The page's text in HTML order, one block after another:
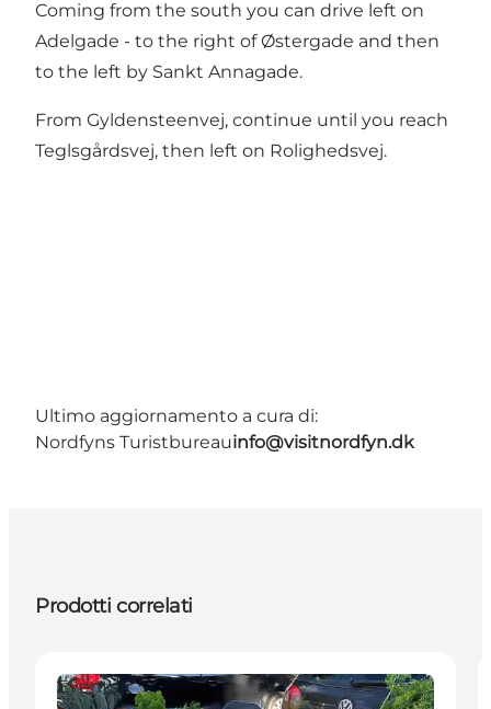
Coming from the south you can drive left on
Adelgade - to the right of Østergade and then
to the left by Sankt Annagade.
From Gyldensteenvej, continue until you reach
Teglsgårdsvej, then left on Rolighedsvej.
Ultimo aggiornamento a cura di:
Nordfyns Turistbureauinfo@visitnordfyn.dk
Prodotti correlati
Events